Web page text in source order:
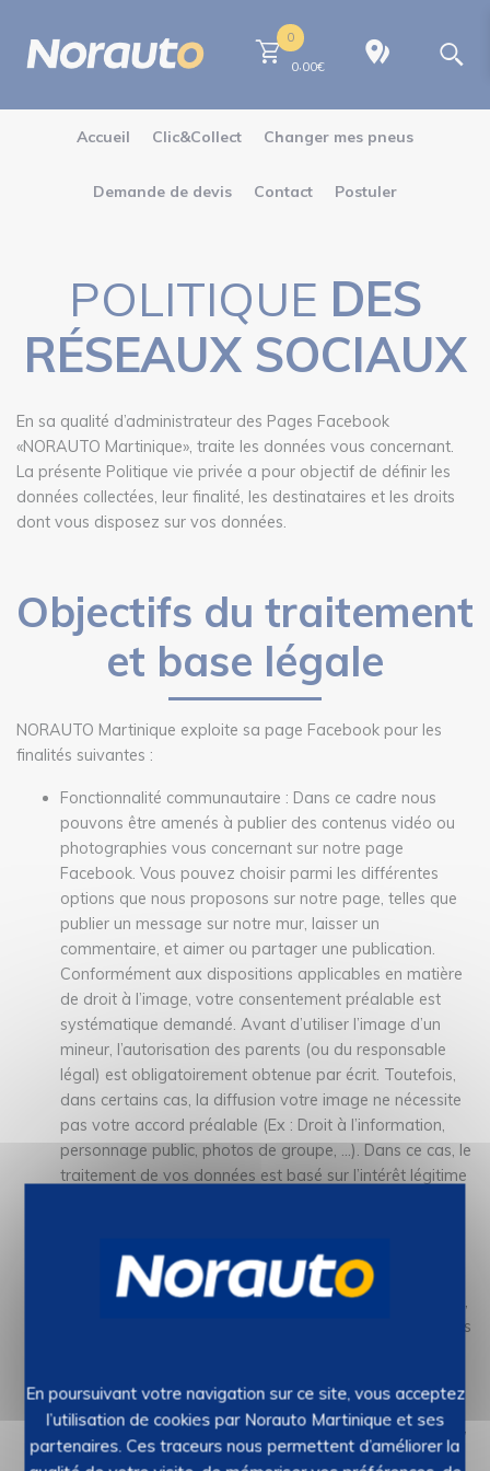
0
0,00€
Accueil Clic&Collect Changer mes pneus
Demande de devis Contact Postuler
POLITIQUE DES
RÉSEAUX SOCIAUX
En sa qualité d’administrateur des Pages Facebook
«NORAUTO Martinique», traite les données vous concernant.
La présente Politique vie privée a pour objectif de définir les
données collectées, leur finalité, les destinataires et les droits
dont vous disposez sur vos données.
Objectifs du traitement
et base légale
NORAUTO Martinique exploite sa page Facebook pour les
finalités suivantes :
Fonctionnalité communautaire : Dans ce cadre nous
pouvons être amenés à publier des contenus vidéo ou
photographies vous concernant sur notre page
Facebook. Vous pouvez choisir parmi les différentes
options que nous proposons sur notre page, telles que
publier un message sur notre mur, laisser un
commentaire, et aimer ou partager une publication.
Conformément aux dispositions applicables en matière
de droit à l’image, votre consentement préalable est
systématique demandé. Avant d’utiliser l’image d’un
mineur, l’autorisation des parents (ou du responsable
légal) est obligatoirement obtenue par écrit. Toutefois,
dans certains cas, la diffusion votre image ne nécessite
pas votre accord préalable (Ex : Droit à l’information,
personnage public, photos de groupe, …). Dans ce cas, le
traitement de vos données est basé sur l’intérêt légitime
RGPD, vos données sont conservées jusqu’à la
réalisation de la finalité du traitement (publier du
contenu dans un espace communautaire). Vous pouvez,
à tout moment, supprimer des contenus que nous avons
Communiquer avec les utilisateurs de Facebook et les
visiteurs de sa page Facebook : Si vous nous contactez,
nous utiliserons votre nom, éventuellement votre
En poursuivant votre navigation sur ce site, vous acceptez
l’utilisation de cookies par Norauto Martinique et ses
partenaires. Ces traceurs nous permettent d’améliorer la